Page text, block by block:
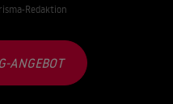
Redaktion
ANGEBOT